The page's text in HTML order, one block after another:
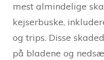
mest almindelige
kejserbuske,
og trips. Disse
på bladene og